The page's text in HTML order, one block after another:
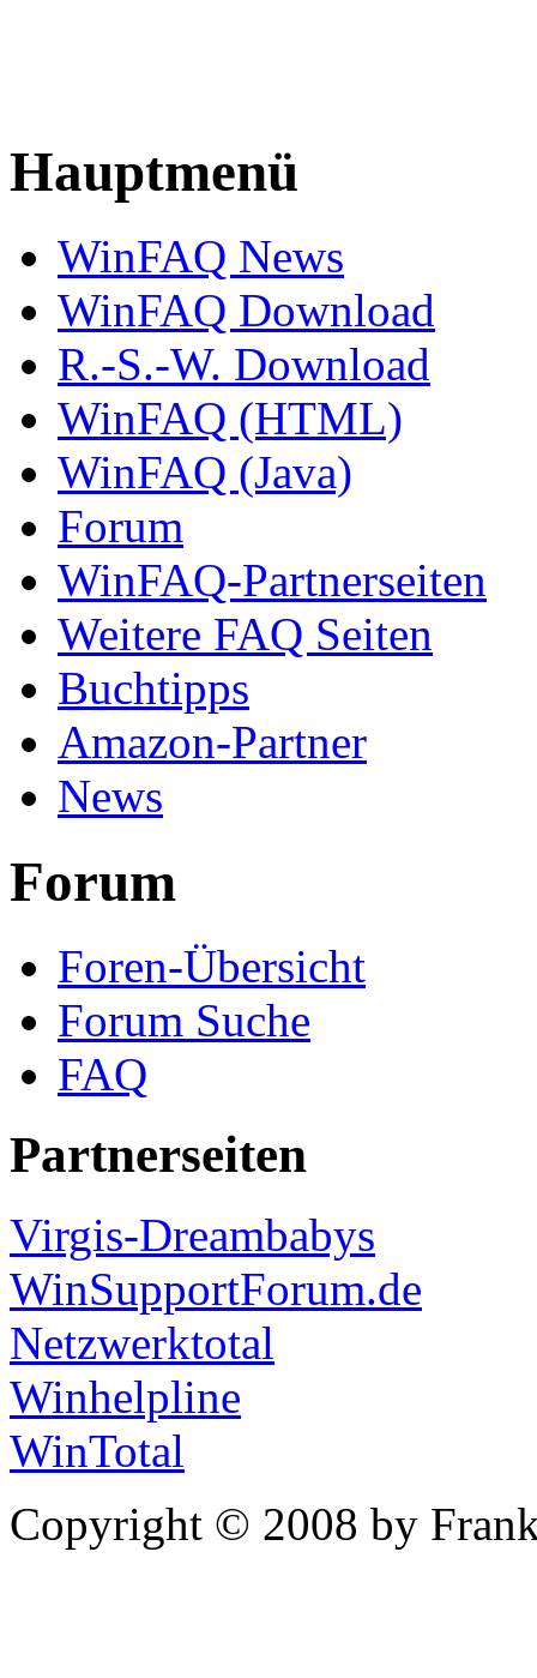
Hauptmenü
WinFAQ News
WinFAQ Download
R.-S.-W. Download
WinFAQ (HTML)
WinFAQ (Java)
Forum
WinFAQ-Partnerseiten
Weitere FAQ Seiten
Buchtipps
Amazon-Partner
News
Forum
Foren-Übersicht
Forum Suche
FAQ
Partnerseiten
Virgis-Dreambabys
WinSupportForum.de
Netzwerktotal
Winhelpline
WinTotal
Copyright © 2008 by